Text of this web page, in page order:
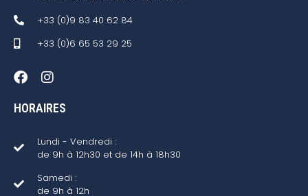
+33 (0)9 83 40 62 84
+33 (0)6 65 53 29 25
HORAIRES
Lundi - Vendredi :
de 9h à 12h30 et de 14h à 18h30
Samedi :
de 9h à 12h